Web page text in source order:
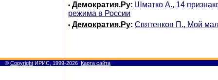
• Демократия.Ру: Шматко А., 14
режима в России
• Демократия.Ру: Святенков П., Мой
© Copyright ИРИС, 1999-2026 Карта сайта